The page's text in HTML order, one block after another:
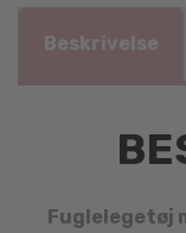
Beskrivelse
Fuglelegetøj